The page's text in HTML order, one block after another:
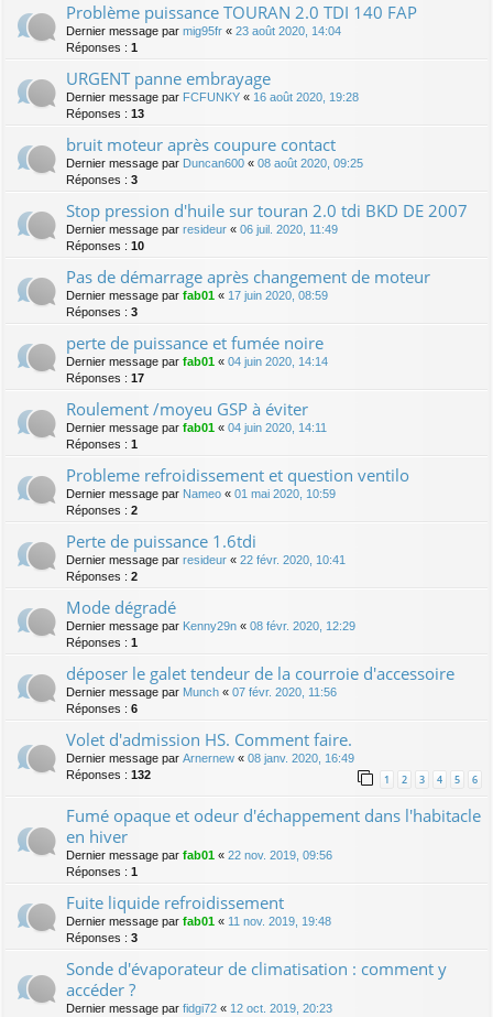
Problème puissance TOURAN 2.0 TDI 140 FAP
Dernier message par mig95fr « 23 août 2020, 14:04
Réponses : 1
URGENT panne embrayage
Dernier message par FCFUNKY « 16 août 2020, 19:28
Réponses : 13
bruit moteur après coupure contact
Dernier message par Duncan600 « 08 août 2020, 09:25
Réponses : 3
Stop pression d'huile sur touran 2.0 tdi BKD DE 2007
Dernier message par resideur « 06 juil. 2020, 11:49
Réponses : 10
Pas de démarrage après changement de moteur
Dernier message par fab01 « 17 juin 2020, 08:59
Réponses : 3
perte de puissance et fumée noire
Dernier message par fab01 « 04 juin 2020, 14:14
Réponses : 17
Roulement /moyeu GSP à éviter
Dernier message par fab01 « 04 juin 2020, 14:11
Réponses : 1
Probleme refroidissement et question ventilo
Dernier message par Nameo « 01 mai 2020, 10:59
Réponses : 2
Perte de puissance 1.6tdi
Dernier message par resideur « 22 févr. 2020, 10:41
Réponses : 2
Mode dégradé
Dernier message par Kenny29n « 08 févr. 2020, 12:29
Réponses : 1
déposer le galet tendeur de la courroie d'accessoire
Dernier message par Munch « 07 févr. 2020, 11:56
Réponses : 6
Volet d'admission HS. Comment faire.
Dernier message par Arnernew « 08 janv. 2020, 16:49
Réponses : 132 1 2 3 4 5 6
Fumé opaque et odeur d'échappement dans l'habitacle
en hiver
Dernier message par fab01 « 22 nov. 2019, 09:56
Réponses : 1
Fuite liquide refroidissement
Dernier message par fab01 « 11 nov. 2019, 19:48
Réponses : 3
Sonde d'évaporateur de climatisation : comment y
accéder ?
Dernier message par fidgi72 « 12 oct. 2019, 20:23